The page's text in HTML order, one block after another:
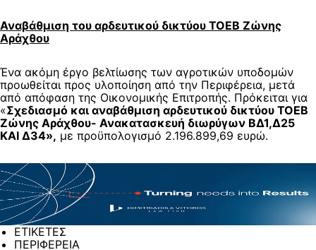
Αναβάθμιση του αρδευτικού δικτύου ΤΟΕΒ Ζώνης
Αράχθου
Ένα ακόμη έργο βελτίωσης των αγροτικών υποδομών
προωθείται προς υλοποίηση από την Περιφέρεια, μετά
από απόφαση της Οικονομικής Επιτροπής. Πρόκειται για
«Σχεδιασμό και αναβάθμιση αρδευτικού δικτύου ΤΟΕΒ
Ζώνης Αράχθου- Ανακατασκευή διωρύγων ΒΔ1,Δ25
ΚΑΙ Δ34», με προϋπολογισμό 2.196.899,69 ευρώ.
ΕΤΙΚΕΤΕΣ
ΠΕΡΙΦΕΡΕΙΑ